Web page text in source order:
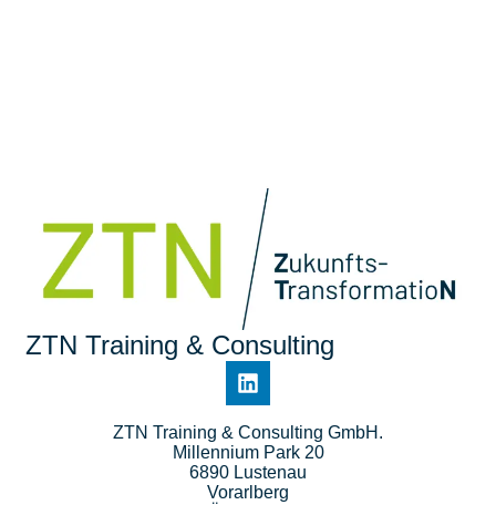
ZTN Training & Consulting
ZTN Training & Consulting GmbH.
Millennium Park 20
6890 Lustenau
Vorarlberg